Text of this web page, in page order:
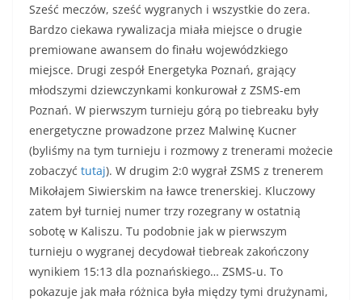
Sześć meczów, sześć wygranych i wszystkie do zera.
Bardzo ciekawa rywalizacja miała miejsce o drugie
premiowane awansem do finału wojewódzkiego
miejsce. Drugi zespół Energetyka Poznań, grający
młodszymi dziewczynkami konkurował z ZSMS-em
Poznań. W pierwszym turnieju górą po tiebreaku były
energetyczne prowadzone przez Malwinę Kucner
(byliśmy na tym turnieju i rozmowy z trenerami możecie
zobaczyć tutaj). W drugim 2:0 wygrał ZSMS z trenerem
Mikołajem Siwierskim na ławce trenerskiej. Kluczowy
zatem był turniej numer trzy rozegrany w ostatnią
sobotę w Kaliszu. Tu podobnie jak w pierwszym
turnieju o wygranej decydował tiebreak zakończony
wynikiem 15:13 dla poznańskiego… ZSMS-u. To
pokazuje jak mała różnica była między tymi drużynami,